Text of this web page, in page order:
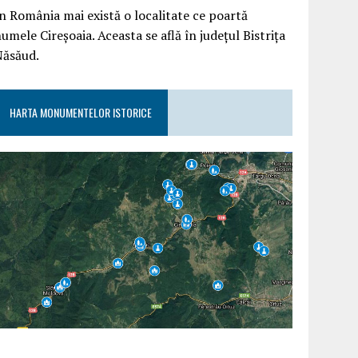
România mai există o localitate ce poartă
Cireșoaia. Aceasta se află în județul Bistrița
HARTA MONUMENTELOR ISTORICE